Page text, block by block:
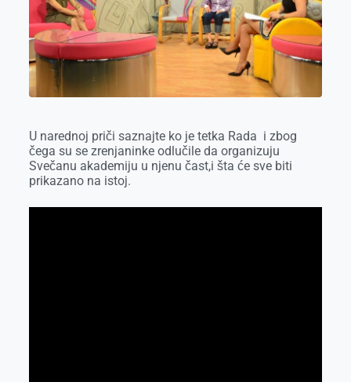
k
e
r
n
p
U narednoj priči saznajte ko je tetka Rada i zbog
čega su se zrenjaninke odlučile da organizuju
Svečanu akademiju u njenu čast,i šta će sve biti
prikazano na istoj.